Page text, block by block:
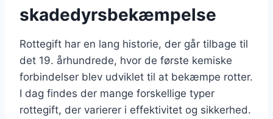
skadedyrsbekæmpelse
Rottegift har en lang historie, der går tilbage til
det 19. århundrede, hvor de første kemiske
forbindelser blev udviklet til at bekæmpe rotter.
I dag findes der mange forskellige typer
rottegift, der varierer i effektivitet og sikkerhed.